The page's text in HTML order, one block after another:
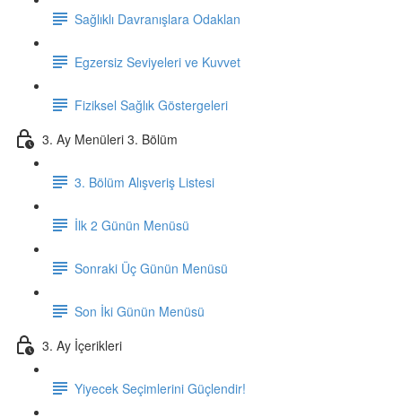
Sağlıklı Davranışlara Odaklan
Egzersiz Seviyeleri ve Kuvvet
Fiziksel Sağlık Göstergeleri
3. Ay Menüleri 3. Bölüm
3. Bölüm Alışveriş Listesi
İlk 2 Günün Menüsü
Sonraki Üç Günün Menüsü
Son İki Günün Menüsü
3. Ay İçerikleri
Yiyecek Seçimlerini Güçlendir!